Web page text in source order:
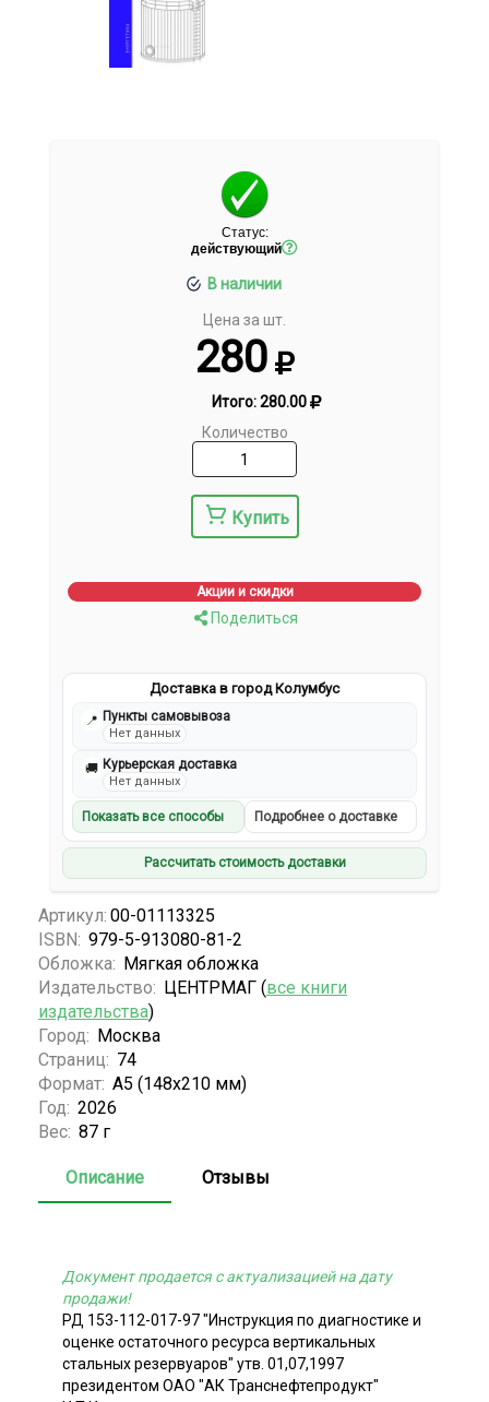
Статус:
действующий
В наличии
Цена за шт.
280
Итого:280.00
Количество
Купить
Акции и скидки
Поделиться
Доставка в город Колумбус
📍 Пункты самовывоза
Нет данных
🚚 Курьерская доставка
Нет данных
Показать все способы Подробнее о доставке
Рассчитать стоимость доставки
Артикул: 00-01113325
ISBN: 979-5-913080-81-2
Обложка: Мягкая обложка
Издательство: ЦЕНТРМАГ (все книги
издательства)
Город: Москва
Страниц: 74
Формат: А5 (148х210 мм)
Год: 2026
Вес: 87 г
Описание Отзывы
Документ продается с актуализацией на дату
продажи!
РД 153-112-017-97 "Инструкция по диагностике и
оценке остаточного ресурса вертикальных
стальных резервуаров" утв. 01,07,1997
президентом ОАО "АК Транснефтепродукт"